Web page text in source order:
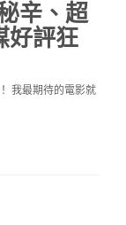
辛、超
好評狂
我最期待的電影就